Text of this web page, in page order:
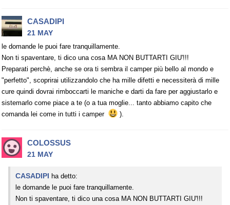
CASADIPI
21 MAY
le domande le puoi fare tranquillamente.
Non ti spaventare, ti dico una cosa MA NON BUTTARTI GIU'!!!
Preparati perchè, anche se ora ti sembra il camper più bello al mondo e
"perfetto", scoprirai utilizzandolo che ha mille difetti e necessiterà di mille
cure quindi dovrai rimboccarti le maniche e darti da fare per aggiustarlo e
sistemarlo come piace a te (o a tua moglie... tanto abbiamo capito che
comanda lei come in tutti i camper
).
COLOSSUS
21 MAY
CASADIPI ha detto:
le domande le puoi fare tranquillamente.
Non ti spaventare, ti dico una cosa MA NON BUTTARTI GIU'!!!